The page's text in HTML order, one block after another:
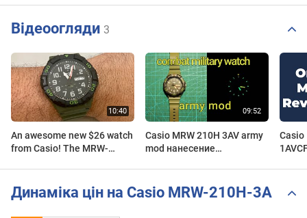
Відеоогляди 3
An awesome new $26 watch
from Casio! The MRW-
Casio MRW 210H 3AV army
mod нанесение
#luminofor
Casio
Динаміка цін на Casio MRW-210H-3A